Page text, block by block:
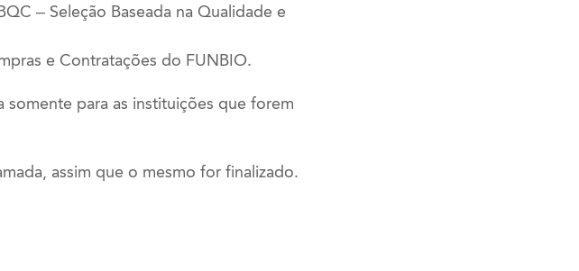
– Seleção Baseada na Qualidade e
e Contratações do FUNBIO.
para as instituições que forem
assim que o mesmo for finalizado.